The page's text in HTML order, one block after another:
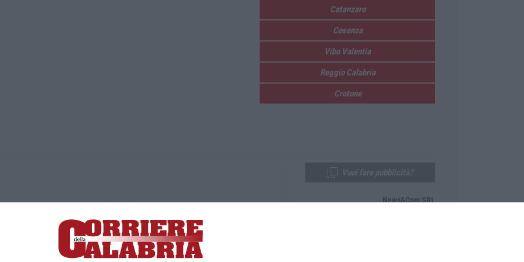
Catanzaro
Cosenza
Vibo Valentia
Reggio Calabria
Crotone
Lamezia Terme (CZ)
responsabile Paola Militano |Privacy
News&Com SRL